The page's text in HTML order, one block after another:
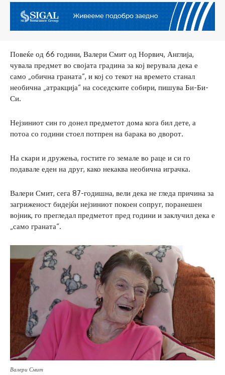
Повеќе од 66 години, Валери Смит од Норвич, Англија,
чувала предмет во својата градина за кој верувала дека е
само „обична граната“, и кој со текот на времето станал
необична „атракција“ на соседските собири, пишува Би-Би-
Си.
Нејзиниот син го донел предметот дома кога бил дете, а
потоа со години стоел потпрен на барака во дворот.
На скари и дружења, гостите го земале во раце и си го
подавале еден на друг, како некаква необична играчка.
Валери Смит, сега 87-годишна, вели дека не гледа причина за
загриженост бидејќи нејзиниот покоен сопруг, поранешен
војник, го прегледал предметот пред години и заклучил дека е
„само граната“.
Валери Смит